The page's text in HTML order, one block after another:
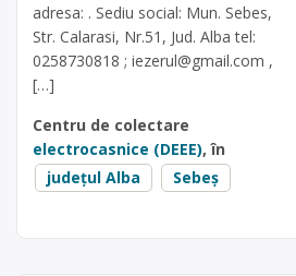
adresa: . Sediu social: Mun. Sebes,
Str. Calarasi, Nr.51, Jud. Alba tel:
0258730818 ; iezerul@gmail.com ,
[…]
Centru de colectare
electrocasnice (DEEE), în
județul Alba
Sebeș